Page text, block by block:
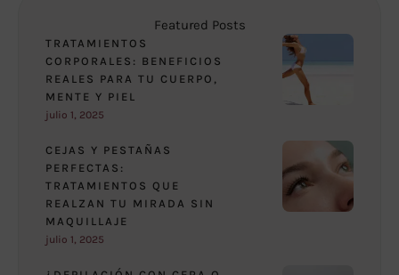
Featured Posts
TRATAMIENTOS
CORPORALES: BENEFICIOS
REALES PARA TU CUERPO,
MENTE Y PIEL
julio 1, 2025
CEJAS Y PESTAÑAS
PERFECTAS:
TRATAMIENTOS QUE
REALZAN TU MIRADA SIN
MAQUILLAJE
julio 1, 2025